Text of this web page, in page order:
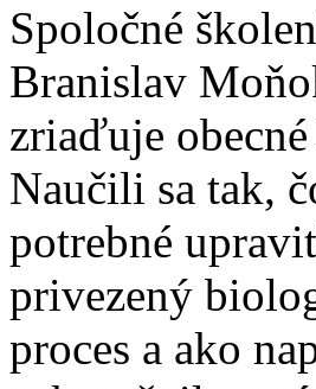
Spoločné
Branislav
zriaďuje
Naučili sa tak,
potrebné
privezený
proces a ako